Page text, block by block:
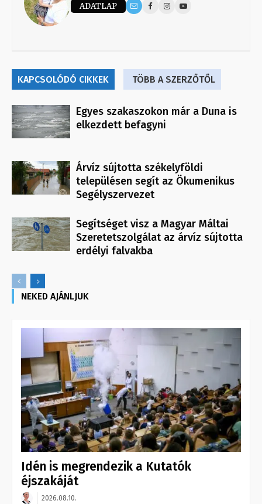
ADATLAP
KAPCSOLÓDÓ CIKKEK TÖBB A SZERZŐTŐL
Egyes szakaszokon már a Duna is
elkezdett befagyni
Árvíz sújtotta székelyföldi
településen segít az Ökumenikus
Segélyszervezet
Segítséget visz a Magyar Máltai
Szeretetszolgálat az árvíz sújtotta
erdélyi falvakba
NEKED AJÁNLJUK
Idén is megrendezik a Kutatók
éjszakáját
2026.08.10.